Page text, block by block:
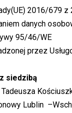
2016/679 z
danych
95/46/WE
przez
siedzibą
Lublin